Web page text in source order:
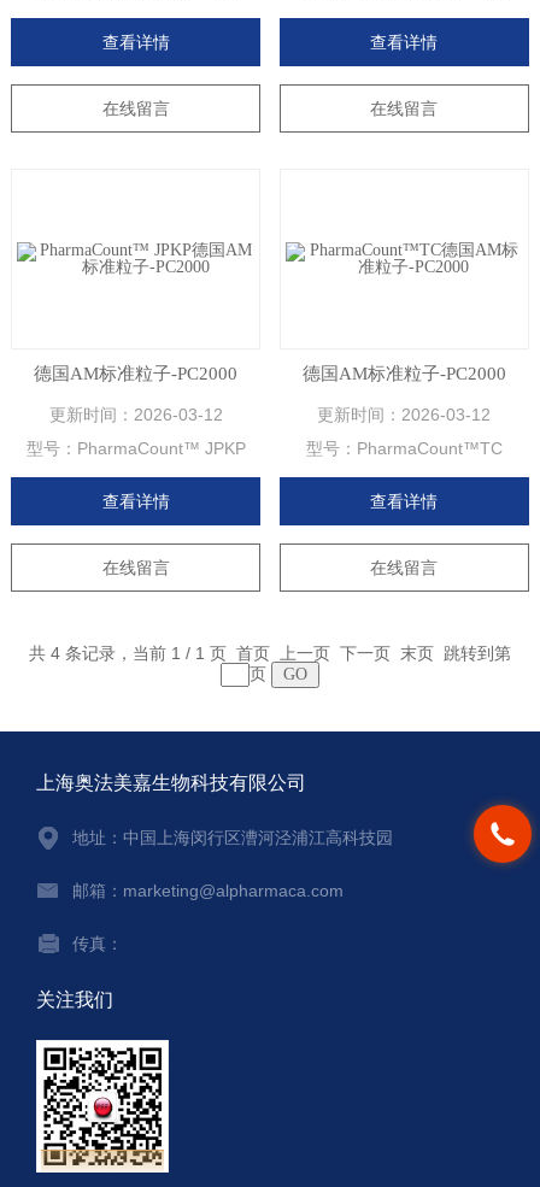
查看详情
在线留言
查看详情
在线留言
德国AM标准粒子-PC2000
更新时间： 2026-03-12
型号： PharmaCount™ JPKP
查看详情
在线留言
德国AM标准粒子-PC2000
更新时间： 2026-03-12
型号： PharmaCount™TC
查看详情
在线留言
共 4 条记录，当前 1 / 1 页 首页 上一页 下一页 末页 跳转到第
页
上海奥法美嘉生物科技有限公司
地址：中国上海闵行区漕河泾浦江高科技园
邮箱：marketing@alpharmaca.com
传真：
关注我们